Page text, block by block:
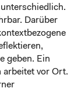
Darüber
geben. Ein
arbeitet vor Ort.